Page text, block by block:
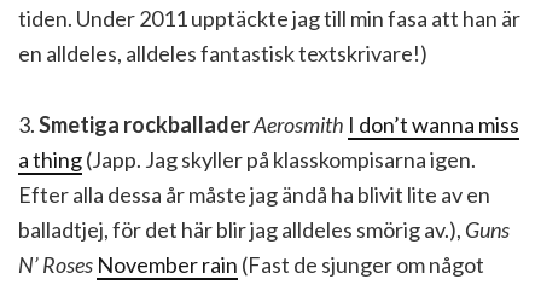
tiden. Under 2011 upptäckte jag till min fasa att han är
en alldeles, alldeles fantastisk textskrivare!)
3.Smetiga rockballaderAerosmith I don’t wanna miss
a thing(Japp. Jag skyller på klasskompisarna igen.
Efter alla dessa år måste jag ändå ha blivit lite av en
balladtjej, för det här blir jag alldeles smörig av.), Guns
N’ Roses November rain (Fast de sjunger om något